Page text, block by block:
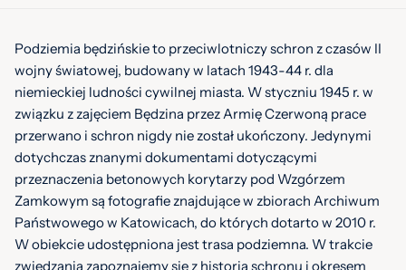
Podziemia będzińskie to przeciwlotniczy schron z czasów II
wojny światowej, budowany w latach 1943-44 r. dla
niemieckiej ludności cywilnej miasta. W styczniu 1945 r. w
związku z zajęciem Będzina przez Armię Czerwoną prace
przerwano i schron nigdy nie został ukończony. Jedynymi
dotychczas znanymi dokumentami dotyczącymi
przeznaczenia betonowych korytarzy pod Wzgórzem
Zamkowym są fotografie znajdujące w zbiorach Archiwum
Państwowego w Katowicach, do których dotarto w 2010 r.
W obiekcie udostępniona jest trasa podziemna. W trakcie
zwiedzania zapoznajemy się z historią schronu i okresem